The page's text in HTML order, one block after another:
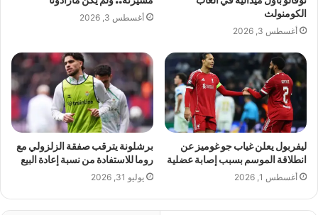
الكومنولث
أغسطس 3, 2026
أغسطس 3, 2026
ليفربول يعلن غياب جو غوميز عن
انطلاقة الموسم بسبب إصابة عضلية
أغسطس 1, 2026
برشلونة يترقب صفقة الزلزولي مع
روما للاستفادة من نسبة إعادة البيع
يوليو 31, 2026